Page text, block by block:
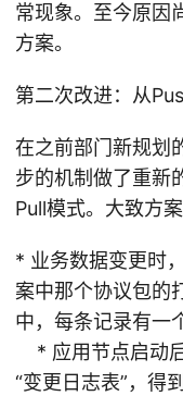
常现象。至今原因
方案。
第二次改进：从
在之前部门新规划
步的机制做了重新
Pull模式。大致方案
* 业务数据变更时
案中那个协议包的
中，每条记录有一
* 应用节点启动
“变更日志表”，得